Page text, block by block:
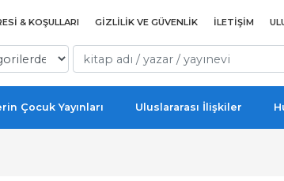
& KOŞULLARI GIZLILIK VE GÜVENLIK İLETIŞIM
Çocuk Yayınları Uluslararası İlişkiler